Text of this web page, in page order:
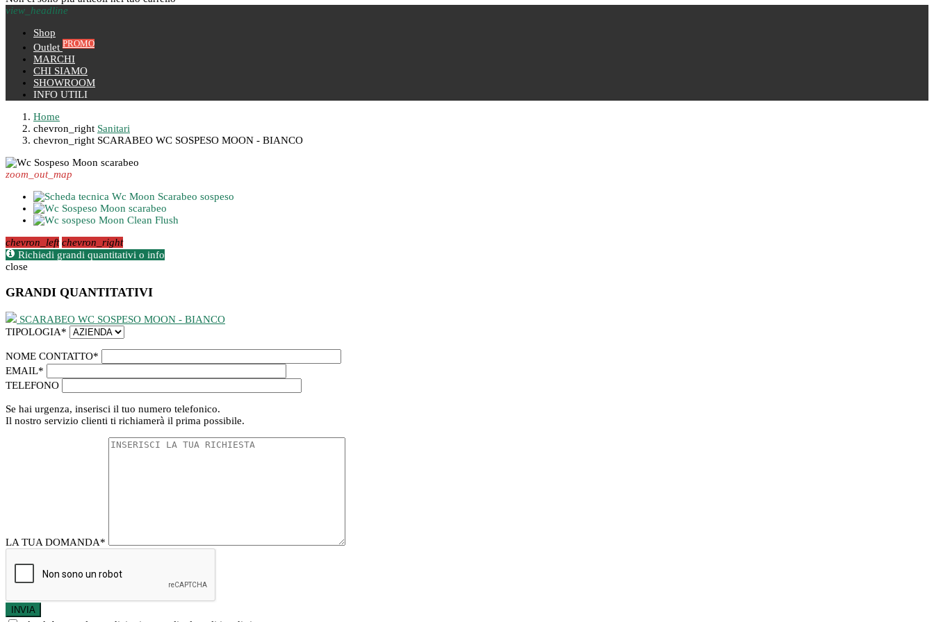
view_headline
Shop
Outlet PROMO
MARCHI
CHI SIAMO
SHOWROOM
INFO UTILI
Home
chevron_right Sanitari
chevron_right SCARABEO WC SOSPESO MOON - BIANCO
zoom_out_map
chevron_left chevron_right
Richiedi grandi quantitativi o info
close
GRANDI QUANTITATIVI
SCARABEO WC SOSPESO MOON - BIANCO
TIPOLOGIA*
NOME CONTATTO*
EMAIL*
TELEFONO
Se hai urgenza, inserisci il tuo numero telefonico.
Il nostro servizio clienti ti richiamerà il prima possibile.
LA TUA DOMANDA*